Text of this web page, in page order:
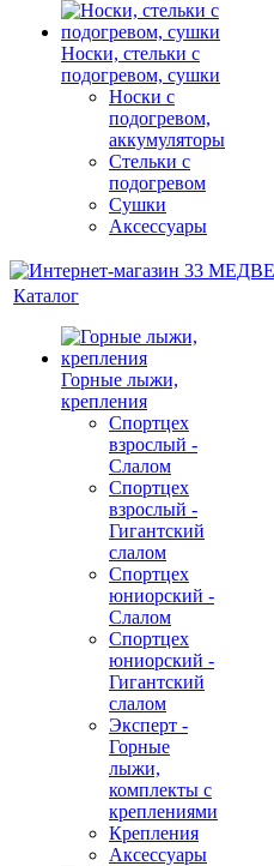
Носки, стельки с
подогревом, сушки
Носки с
подогревом,
аккумуляторы
Стельки с
подогревом
Сушки
Аксессуары
Каталог
Горные лыжи,
крепления
Спортцех
взрослый -
Слалом
Спортцех
взрослый -
Гигантский
слалом
Спортцех
юниорский -
Слалом
Спортцех
юниорский -
Гигантский
слалом
Эксперт -
Горные
лыжи,
комплекты с
креплениями
Крепления
Аксессуары